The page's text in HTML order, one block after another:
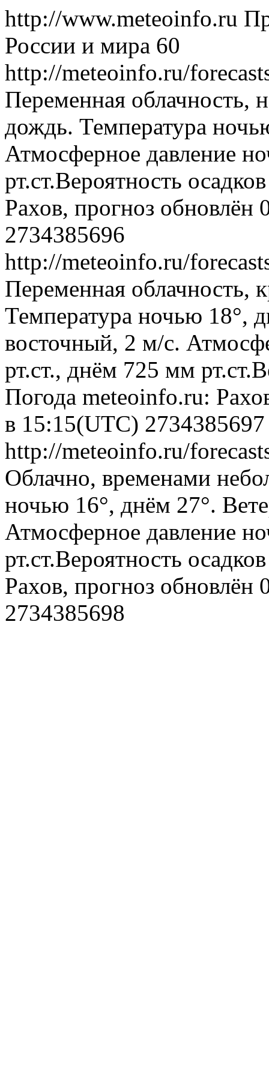
http://www.meteoinfo.ru
России и мира 60
http://meteoinfo.ru/
Переменная облачность,
дождь. Температура
Атмосферное давление
рт.ст.Вероятность
Рахов, прогноз
2734385696
http://meteoinfo.ru/
Переменная облачность,
Температура ночью 18°,
восточный, 2 м/с.
рт.ст., днём 725 мм
Погода meteoinfo.ru:
в 15:15(UTC) 2734385697
http://meteoinfo.ru/
Облачно, временами
ночью 16°, днём 27°.
Атмосферное давление
рт.ст.Вероятность
Рахов, прогноз
2734385698